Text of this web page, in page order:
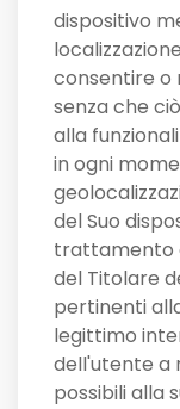
dispositivo
consentire o
senza che
alla
in ogni
del Suo
trattamento
del Titolare
pertinenti
legittimo
dell'utente a
possibili alla